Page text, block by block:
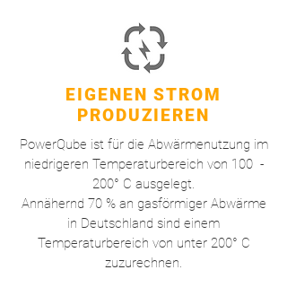
EIGENEN STROM
PRODUZIEREN
PowerQube ist für die Abwärmenutzung im
niedrigeren Temperaturbereich von 100 -
200° C ausgelegt.
Annähernd 70 % an gasförmiger Abwärme
in Deutschland sind einem
Temperaturbereich von unter 200° C
zuzurechnen.